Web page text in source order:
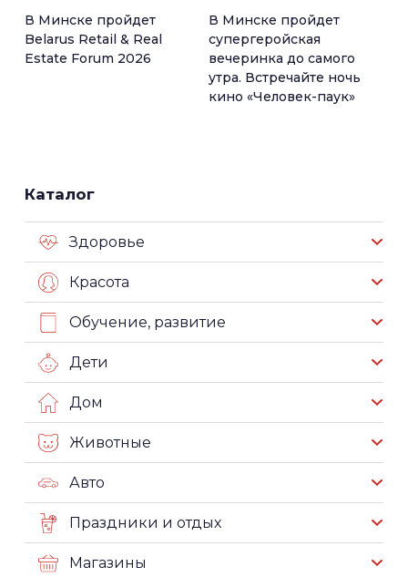
В Минске пройдет
Belarus Retail & Real
Estate Forum 2026
В Минске пройдет
супергеройская
вечеринка до самого
утра. Встречайте ночь
кино «Человек-паук»
Каталог
Здоровье
Красота
Обучение, развитие
Дети
Дом
Животные
Авто
Праздники и отдых
Магазины